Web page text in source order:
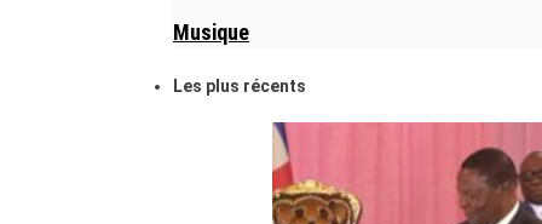
Musique
Les plus récents